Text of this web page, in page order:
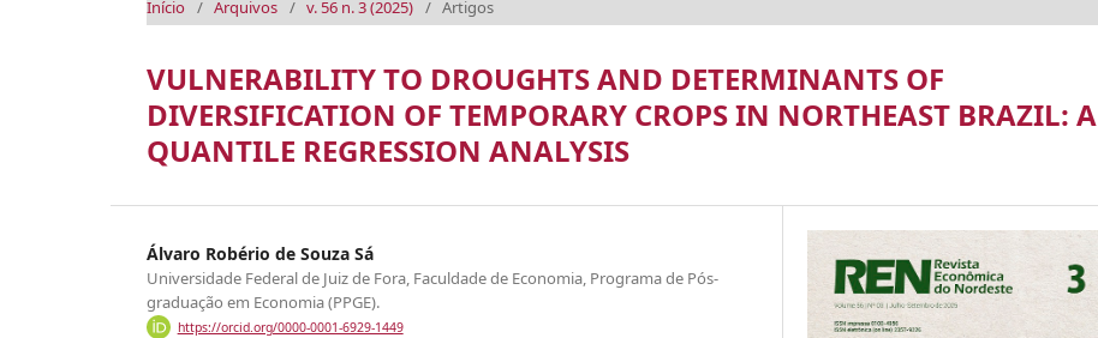
Início / Arquivos / v. 56 n. 3 (2025) / Artigos
VULNERABILITY TO DROUGHTS AND DETERMINANTS OF
DIVERSIFICATION OF TEMPORARY CROPS IN NORTHEAST BRAZIL: A
QUANTILE REGRESSION ANALYSIS
Álvaro Robério de Souza Sá
Universidade Federal de Juiz de Fora, Faculdade de Economia, Programa de Pós-
graduação em Economia (PPGE).
https://orcid.org/0000-0001-6929-1449